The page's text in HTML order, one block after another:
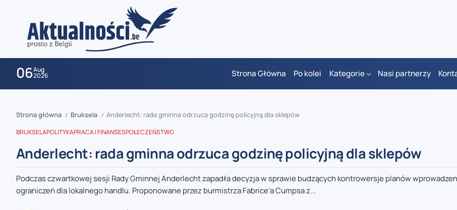
06Aug
2026 Strona Główna Po kolei Kategorie Nasi partnerzy
zaobserwuj nas
Strona główna / Bruksela / Anderlecht: rada gminna odrzuca godzinę policyjną dla sklepów
BRUKSELAPOLITYKAPRACA I FINANSESPOŁECZEŃSTWO
Anderlecht: rada gminna odrzuca godzinę policyjną dla sklepów
Podczas czwartkowej sesji Rady Gminnej Anderlecht zapadła decyzja w sprawie budzących kontrowersje planów
ograniczeń dla lokalnego handlu. Proponowane przez burmistrza Fabrice’a Cumpsa z...